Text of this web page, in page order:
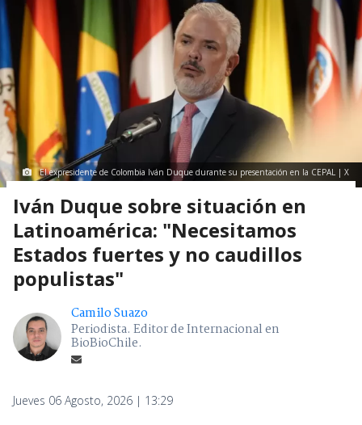
El expresidente de Colombia Iván Duque durante su presentación en la CEPAL | X
Iván Duque sobre situación en
Latinoamérica: "Necesitamos
Estados fuertes y no caudillos
populistas"
Camilo Suazo
Periodista. Editor de Internacional en
BioBioChile.
Jueves 06 Agosto, 2026 | 13:29